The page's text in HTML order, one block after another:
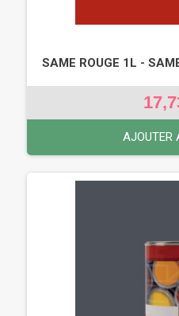
SAME ROUGE 1L -
AJOUTER